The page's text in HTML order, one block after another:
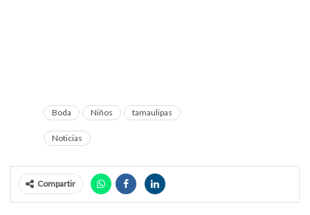
Boda Niños tamaulipas
Noticias
Compartir